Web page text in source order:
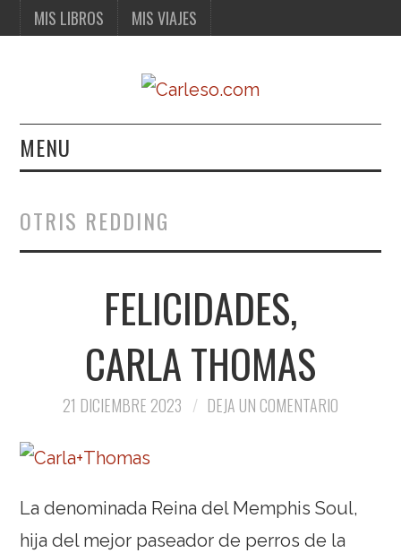
MIS LIBROS MIS VIAJES
MENU
MIS VIAJES
OTRIS REDDING
FELICIDADES,
CARLA THOMAS
21 DICIEMBRE 2023 DEJA UN COMENTARIO
La denominada Reina del Memphis Soul,
hija del mejor paseador de perros de la